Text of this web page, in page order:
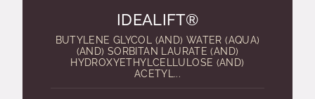
IDEALIFT®
BUTYLENE GLYCOL (AND) WATER (AQUA)
(AND) SORBITAN LAURATE (AND)
HYDROXYETHYLCELLULOSE (AND)
ACETYL...